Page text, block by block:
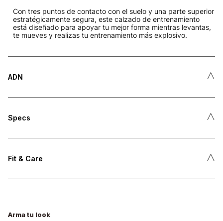
Con tres puntos de contacto con el suelo y una parte superior
estratégicamente segura, este calzado de entrenamiento
está diseñado para apoyar tu mejor forma mientras levantas,
te mueves y realizas tu entrenamiento más explosivo.
ADN ˄
Specs ˄
Fit & Care ˄
Arma tu look